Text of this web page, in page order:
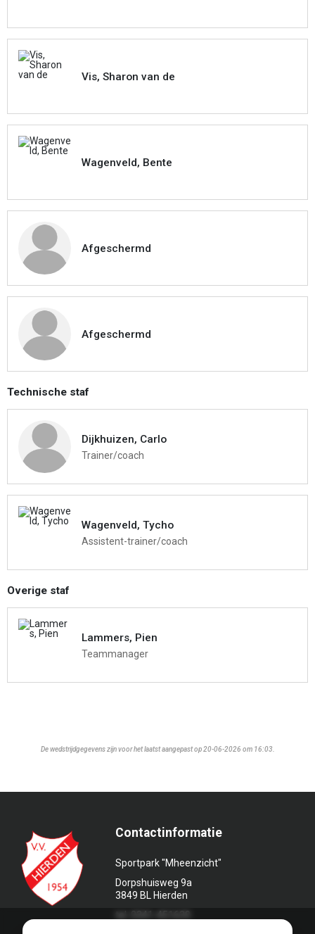
Vis, Sharon van de
Wagenveld, Bente
Afgeschermd
Afgeschermd
Technische staf
Dijkhuizen, Carlo
Trainer/coach
Wagenveld, Tycho
Assistent-trainer/coach
Overige staf
Lammers, Pien
Teammanager
De wedstrijdgegevens zijn voor het laatst aangepast op 20-06-2026 om 16:03.
Contactinformatie
Sportpark "Mheenzicht"
Dorpshuisweg 9a
3849 BL Hierden